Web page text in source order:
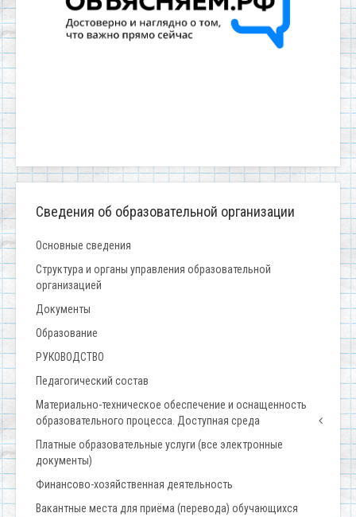
Сведения об образовательной организации
Основные сведения
Структура и органы управления образовательной
организацией
Документы
Образование
РУКОВОДСТВО
Педагогический состав
Материально-техническое обеспечение и оснащенность
образовательного процесса. Доступная среда
Платные образовательные услуги (все электронные
документы)
Финансово-хозяйственная деятельность
Вакантные места для приёма (перевода) обучающихся